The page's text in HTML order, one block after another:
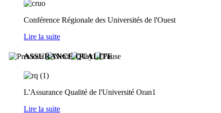
Conférence Régionale des Universités de l'Ouest
Lire la suite
ASSURANCE QUALITE
L'Assurance Qualité de l'Université Oran1
Lire la suite